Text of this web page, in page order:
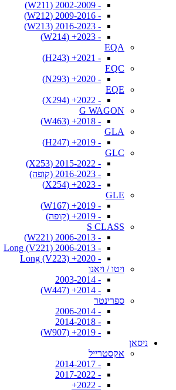
- 2002-2009 (W211)
- 2009-2016 (W212)
- 2016-2023 (W213)
- 2023+ (W214)
EQA
- 2021+ (H243)
EQC
- 2020+ (N293)
EQE
- 2022+ (X294)
G WAGON
- 2018+ (W463)
GLA
- 2019+ (H247)
GLC
- 2015-2022 (X253)
- 2016-2023 (קופה)
- 2023+ (X254)
GLE
- 2019+ (W167)
- 2019+ (קופה)
S CLASS
- 2006-2013 (W221)
- 2006-2013 Long (V221)
- 2020+ Long (V223)
ויטו / ויאנו
- 2003-2014
- 2014+ (W447)
ספרינטר
- 2006-2014
- 2014-2018
- 2019+ (W907)
ניסאן
אקסטרייל
- 2014-2017
- 2017-2022
- 2022+